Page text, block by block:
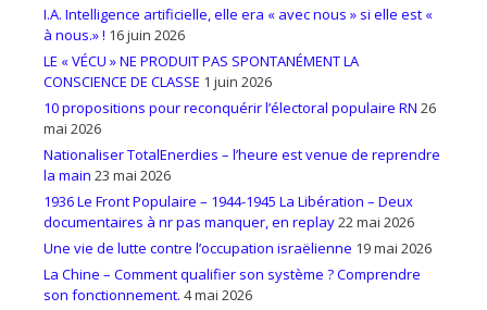
I.A. Intelligence artificielle, elle era « avec nous » si elle est «
à nous.» ! 16 juin 2026
LE « VÉCU » NE PRODUIT PAS SPONTANÉMENT LA
CONSCIENCE DE CLASSE 1 juin 2026
10 propositions pour reconquérir l’électoral populaire RN 26
mai 2026
Nationaliser TotalEnerdies – l’heure est venue de reprendre
la main 23 mai 2026
1936 Le Front Populaire – 1944-1945 La Libération – Deux
documentaires à nr pas manquer, en replay22 mai 2026
Une vie de lutte contre l’occupation israëlienne 19 mai 2026
La Chine – Comment qualifier son système ? Comprendre
son fonctionnement. 4 mai 2026